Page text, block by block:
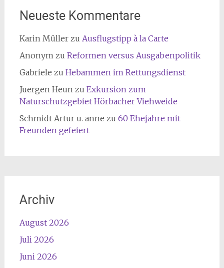
Neueste Kommentare
Karin Müllerzu Ausflugstipp à la Carte
Anonymzu Reformen versus Ausgabenpolitik
Gabriele zu Hebammen im Rettungsdienst
Juergen Heunzu Exkursion zum
Naturschutzgebiet Hörbacher Viehweide
Schmidt Artur u. anne zu 60 Ehejahre mit
Freunden gefeiert
Archiv
August 2026
Juli 2026
Juni 2026